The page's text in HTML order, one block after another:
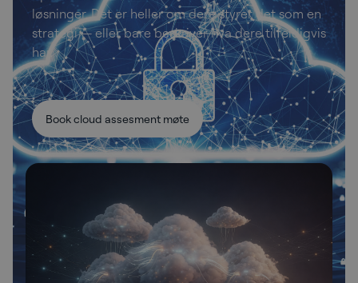
løsninger. Det er heller om dere styrer det som en
strategi — eller bare beskriver hva dere tilfeldigvis
har.
Book cloud assesment møte